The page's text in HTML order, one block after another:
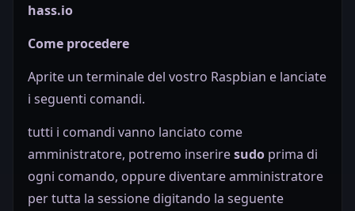
hass.io
Come procedere
Aprite un terminale del vostro Raspbian e lanciate
i seguenti comandi.
tutti i comandi vanno lanciato come
amministratore, potremo inseriresudo prima di
ogni comando, oppure diventare amministratore
per tutta la sessione digitando la seguente